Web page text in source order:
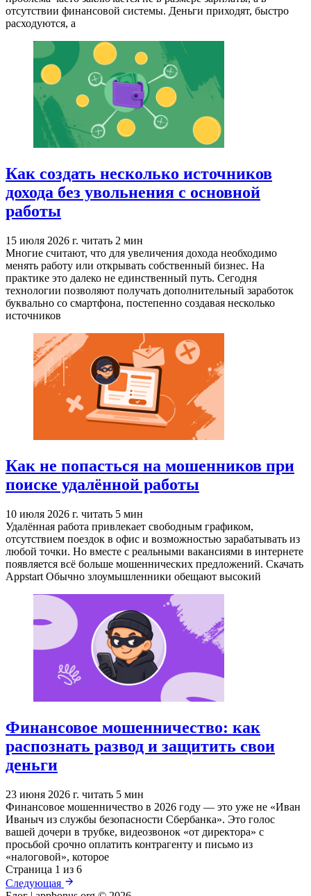
отсутствии финансовой системы. Деньги приходят, быстро
расходуются, а
Как создать несколько источников
дохода без увольнения с основной
работы
15 июля 2026 г. читать 2 мин
Многие считают, что для увеличения дохода необходимо
менять работу или открывать собственный бизнес. На
практике это далеко не единственный путь. Сегодня
технологии позволяют получать дополнительный заработок
буквально со смартфона, постепенно создавая несколько
источников
Как не попасться на мошенников при
поиске удалённой работы
10 июля 2026 г. читать 5 мин
Удалённая работа привлекает свободным графиком,
отсутствием поездок в офис и возможностью зарабатывать из
любой точки. Но вместе с реальными вакансиями в интернете
появляется всё больше мошеннических предложений. Скачать
Appstart Обычно злоумышленники обещают высокий
Финансовое мошенничество: как
распознать развод и защитить свои
деньги
23 июня 2026 г. читать 5 мин
Финансовое мошенничество в 2026 году — это уже не «Иван
Иваныч из службы безопасности Сбербанка». Это голос
вашей дочери в трубке, видеозвонок «от директора» с
просьбой срочно оплатить контрагенту и письмо из
«налоговой», которое
Страница 1 из 6
Следующая